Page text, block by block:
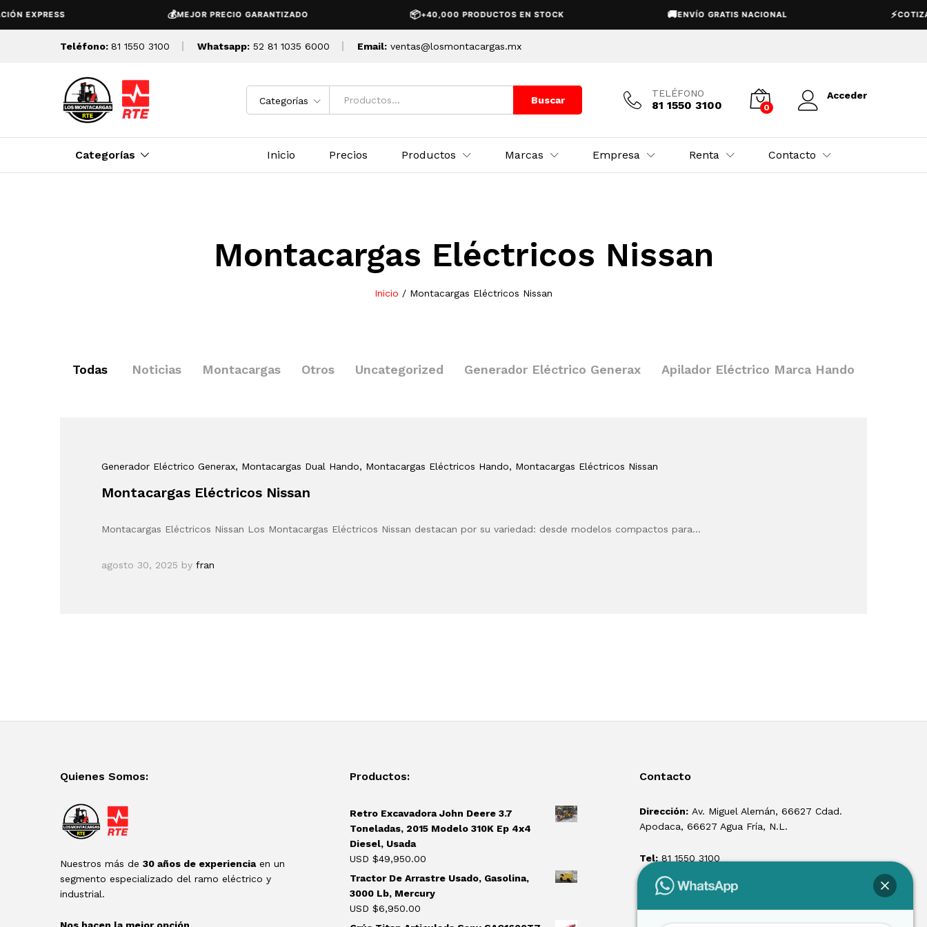
EXPRESS MEJOR PRECIO GARANTIZADO 📦+40,000 PRODUCTOS EN STOCK ENVÍO GRATIS NACIONAL
Teléfono: 81 1550 3100 Whatsapp: 52 81 1035 6000 Email: ventas@losmontacargas.mx
Categorías Buscar
TELÉFONO
81 1550 3100 0
Acceder
Categorías Inicio Precios Productos Marcas Empresa Renta Contacto
Montacargas Eléctricos Nissan
Inicio / Montacargas Eléctricos Nissan
Todas Noticias Montacargas Otros Uncategorized Generador Eléctrico Generax Apilador Eléctrico Marca Hando
Generador Eléctrico Generax, Montacargas Dual Hando, Montacargas Eléctricos Hando, Montacargas Eléctricos Nissan
Montacargas Eléctricos Nissan
Montacargas Eléctricos Nissan Los Montacargas Eléctricos Nissan destacan por su variedad: desde modelos compactos para…
agosto 30, 2025 by fran
Quienes Somos:
Nuestros más de 30 años de experienciaen un
segmento especializado del ramo eléctrico y
industrial.
Productos:
Retro Excavadora John Deere 3.7
Toneladas, 2015 Modelo 310K Ep 4x4
Diesel, Usada
USD $49,950.00
Tractor De Arrastre Usado, Gasolina,
3000 Lb, Mercury
USD $6,950.00
Contacto
Dirección: Av. Miguel Alemán, 66627 Cdad.
Apodaca, 66627 Agua Fría, N.L.
Tel: 81 1550 3100
ventas@losmontacargas.mx